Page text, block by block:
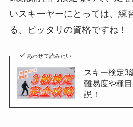
いスキーヤーにとっては、練
る、ピッタリの資格ですね！
あわせて読みたい
スキー検定3
難易度や種
説！